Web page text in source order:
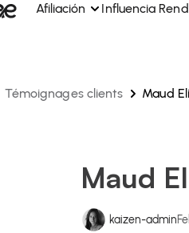
Afiliación
Gestione sus campañas y
afiliados con total sencillez.
Influencia
Gestiona
Témoignages clients Maud
Maud
kaizen-admin